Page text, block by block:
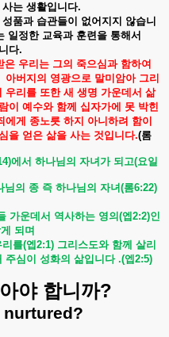
사는 생활입니다.
성품과 습관들이 없어지지 않습니
일정한 교육과 훈련을 통해서
다.
은 우리는 그의 죽으심과 함하여
아버지의 영광으로 말미암아 그리
우리를 또한 새 생명 가운데서 삶
이 예수와 함께 십자가에 못 박힌
에게 종노릇 하지 아니하려 함이
을 얻은 삶을 사는 것입니다.(롬
에서 하나님의 자녀가 되고(요일
님의 종 즉 하나님의 자녀 (롬6:22)
가운데서 역사하는 영의 (엡2:2)인
되며
리를(엡2:1) 그리스도와 함께 살리
주심이 성화의 삶입니다 .(엡2:5)
야 합니까?
nurtured?